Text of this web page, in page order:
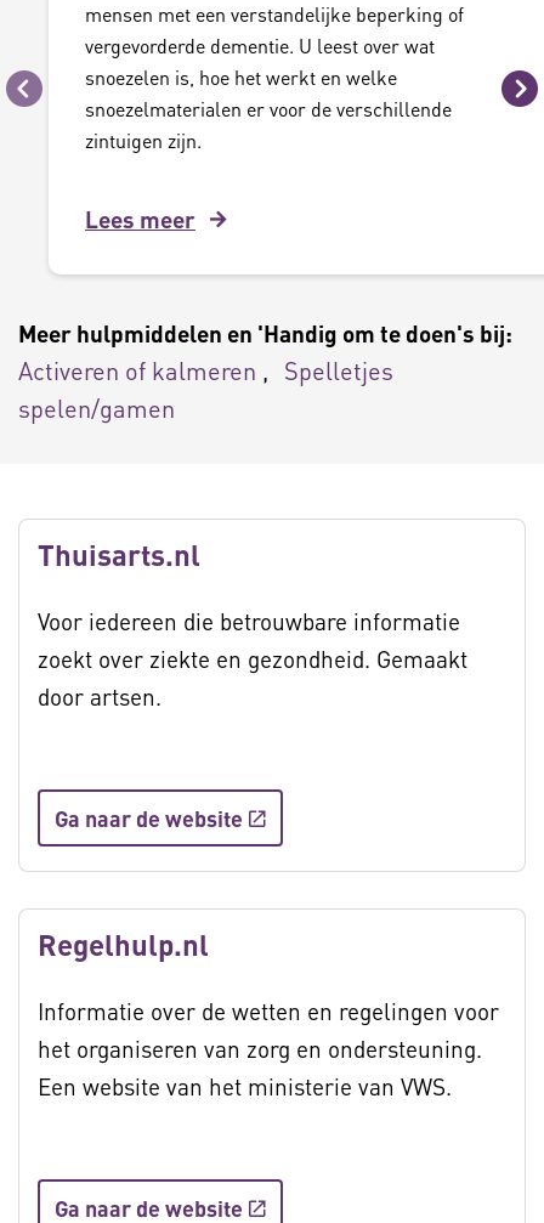
Vorige
mensen met een verstandelijke beperking of
vergevorderde dementie. U leest over wat
snoezelen is, hoe het werkt en welke
snoezelmaterialen er voor de verschillende
zintuigen zijn.
Lees meer
Meer hulpmiddelen en 'Handig om te doen's bij:
Activeren of kalmeren
Spelletjes
spelen/gamen
Thuisarts.nl
Voor iedereen die betrouwbare informatie
zoekt over ziekte en gezondheid. Gemaakt
door artsen.
Ga naar de website
Regelhulp.nl
Informatie over de wetten en regelingen voor
het organiseren van zorg en ondersteuning.
Een website van het ministerie van VWS.
Ga naar de website